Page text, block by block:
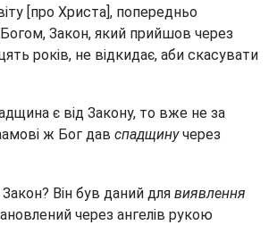
[про Христа], попередньо
Закон, який прийшов через
років, не відкидає, аби скасувати
є від Закону, то вже не за
ж Бог дав спадщинучерез
Він був даний для виявлення
через ангелів рукою